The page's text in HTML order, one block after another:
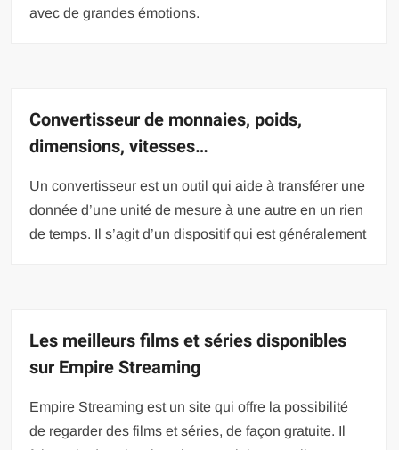
avec de grandes émotions.
Convertisseur de monnaies, poids,
dimensions, vitesses…
Un convertisseur est un outil qui aide à transférer une
donnée d’une unité de mesure à une autre en un rien
de temps. Il s’agit d’un dispositif qui est généralement
Les meilleurs films et séries disponibles
sur Empire Streaming
Empire Streaming est un site qui offre la possibilité
de regarder des films et séries, de façon gratuite. Il